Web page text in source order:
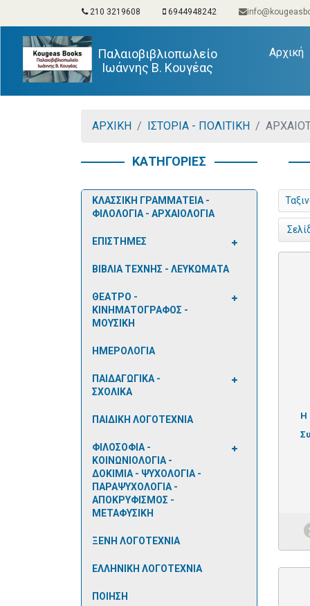
210 3219608 6944948242
Παλαιοβιβλιοπωλείο
Ιωάννης Β. Κουγέας
Αρχική
ΑΡΧΙΚΗ ΙΣΤΟΡΙΑ - ΠΟΛΙΤΙΚΗ
ΚΑΤΗΓΟΡΙΕΣ
ΚΛΑΣΣΙΚΗ ΓΡΑΜΜΑΤΕΙΑ -
ΦΙΛΟΛΟΓΙΑ - ΑΡΧΑΙΟΛΟΓΙΑ
ΕΠΙΣΤΗΜΕΣ
ΒΙΒΛΙΑ ΤΕΧΝΗΣ - ΛΕΥΚΩΜΑΤΑ
ΘΕΑΤΡΟ -
ΚΙΝΗΜΑΤΟΓΡΑΦΟΣ -
ΜΟΥΣΙΚΗ
ΗΜΕΡΟΛΟΓΙΑ
ΠΑΙΔΑΓΩΓΙΚΑ -
ΣΧΟΛΙΚΑ
ΠΑΙΔΙΚΗ ΛΟΓΟΤΕΧΝΙΑ
ΦΙΛΟΣΟΦΙΑ -
ΚΟΙΝΩΝΙΟΛΟΓΙΑ -
ΔΟΚΙΜΙΑ - ΨΥΧΟΛΟΓΙΑ -
ΠΑΡΑΨΥΧΟΛΟΓΙΑ -
ΑΠΟΚΡΥΦΙΣΜΟΣ -
ΜΕΤΑΦΥΣΙΚΗ
ΞΕΝΗ ΛΟΓΟΤΕΧΝΙΑ
ΕΛΛΗΝΙΚΗ ΛΟΓΟΤΕΧΝΙΑ
ΠΟΙΗΣΗ
Η